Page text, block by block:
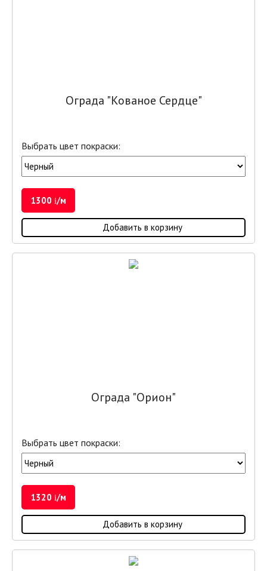
Ограда "Кованое Сердце"
Выбрать цвет покраски:
1300 i/м
Добавить в корзину
Ограда "Орион"
Выбрать цвет покраски:
1320 i/м
Добавить в корзину